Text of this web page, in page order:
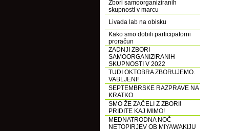
Zbori samoorganiziranih
skupnosti v marcu
Livada lab na obisku
Kako smo dobili participatorni
proračun
ZADNJI ZBORI
SAMOORGANIZIRANIH
SKUPNOSTI V 2022
TUDI OKTOBRA ZBORUJEMO.
VABLJENI!
SEPTEMBRSKE RAZPRAVE NA
KRATKO
SMO ŽE ZAČELI Z ZBORI!
PRIDITE KAJ MIMO!
MEDNATRODNA NOČ
NETOPIRJEV OB MIYAWAKIJU